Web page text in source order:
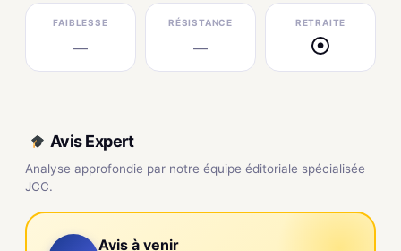
FAIBLESSE
—
RÉSISTANCE
—
RETRAITE
●
Avis Expert
Analyse approfondie par notre équipe éditoriale spécialisée
JCC.
Avis à venir